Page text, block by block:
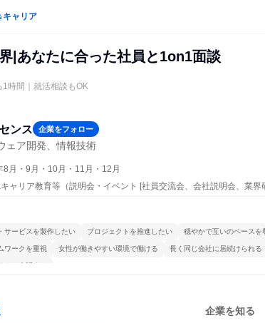
キャリア
|あなたに合った社員と1on1面談
時間｜就活相談もOK
ンス 企業をフォロー
ェア開発、情報技術
8月・9月・10月・11月・12月
ャリア教育等（説明会・イベント [社員交流会、会社説明会、業界
サービスを製作したい プロジェクトを推進したい 穏やかで互いのペースを
ワークを重視 女性が働きやすい環境で働ける 長く同じ会社に居続けられる
さん会話する
企業を知る